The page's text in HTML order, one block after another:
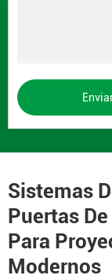
Sistemas
Puertas
Para
Modernos